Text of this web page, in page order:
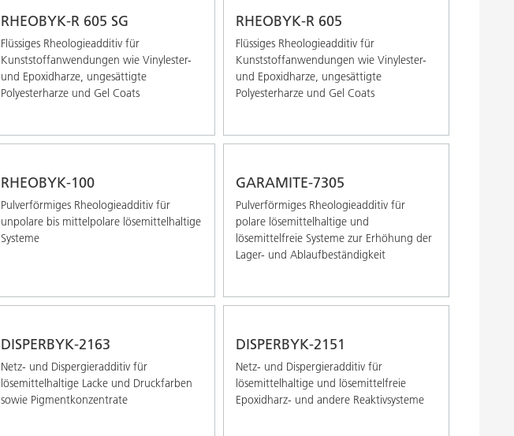
RHEOBYK-R 605 SG
Flüssiges Rheologieadditiv für
Kunststoffanwendungen wie Vinylester-
und Epoxidharze, ungesättigte
Polyesterharze und Gel Coats
RHEOBYK-R 605
Flüssiges Rheologieadditiv für
Kunststoffanwendungen wie Vinylester-
und Epoxidharze, ungesättigte
Polyesterharze und Gel Coats
RHEOBYK-100
Pulverförmiges Rheologieadditiv für
unpolare bis mittelpolare lösemittelhaltige
Systeme
GARAMITE-7305
Pulverförmiges Rheologieadditiv für
polare lösemittelhaltige und
lösemittelfreie Systeme zur Erhöhung der
Lager- und Ablaufbeständigkeit
DISPERBYK-2163
Netz- und Dispergieradditiv für
lösemittelhaltige Lacke und Druckfarben
sowie Pigmentkonzentrate
DISPERBYK-2151
Netz- und Dispergieradditiv für
lösemittelhaltige und lösemittelfreie
Epoxidharz- und andere Reaktivsysteme